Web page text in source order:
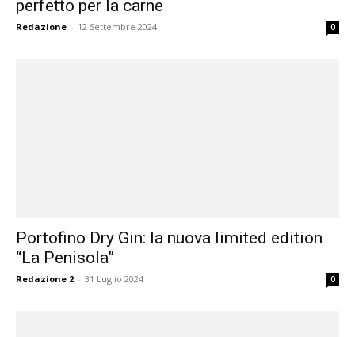
perfetto per la carne
Redazione - 12 Settembre 2024 0
Portofino Dry Gin: la nuova limited edition
“La Penisola”
Redazione 2 - 31 Luglio 2024 0